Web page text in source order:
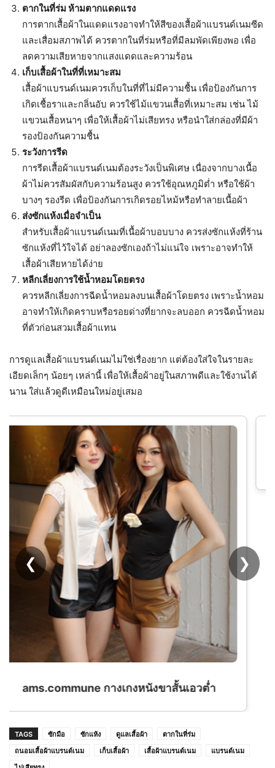
ตากในที่ร่ม ห้ามตากแดดแรง
การตากเสื้อผ้าในแดดแรงอาจทำให้สีของเสื้อผ้าแบรนด์เนมซีด
และเสื่อมสภาพได้ ควรตากในที่ร่มหรือที่มีลมพัดเพียงพอ เพื่อ
ลดความเสียหายจากแสงแดดและความร้อน
เก็บเสื้อผ้าในที่ที่เหมาะสม
เสื้อผ้าแบรนด์เนมควรเก็บในที่ที่ไม่มีความชื้น เพื่อป้องกันการ
เกิดเชื้อราและกลิ่นอับ ควรใช้ไม้แขวนเสื้อที่เหมาะสม เช่น ไม้
แขวนเสื้อหนาๆ เพื่อให้เสื้อผ้าไม่เสียทรง หรือนำใส่กล่องที่มีผ้า
รองป้องกันความชื้น
ระวังการรีด
การรีดเสื้อผ้าแบรนด์เนมต้องระวังเป็นพิเศษ เนื่องจากบางเนื้อ
ผ้าไม่ควรสัมผัสกับความร้อนสูง ควรใช้อุณหภูมิต่ำ หรือใช้ผ้า
บางๆ รองรีด เพื่อป้องกันการเกิดรอยไหม้หรือทำลายเนื้อผ้า
ส่งซักแห้งเมื่อจำเป็น
สำหรับเสื้อผ้าแบรนด์เนมที่เนื้อผ้าบอบบาง ควรส่งซักแห้งที่ร้าน
ซักแห้งที่ไว้ใจได้ อย่าลองซักเองถ้าไม่แน่ใจ เพราะอาจทำให้
เสื้อผ้าเสียหายได้ง่าย
หลีกเลี่ยงการใช้น้ำหอมโดยตรง
ควรหลีกเลี่ยงการฉีดน้ำหอมลงบนเสื้อผ้าโดยตรง เพราะน้ำหอม
อาจทำให้เกิดคราบหรือรอยด่างที่ยากจะลบออก ควรฉีดน้ำหอม
ที่ตัวก่อนสวมเสื้อผ้าแทน
การดูแลเสื้อผ้าแบรนด์เนมไม่ใช่เรื่องยาก แต่ต้องใส่ใจในรายละ
เอียดเล็กๆ น้อยๆ เหล่านี้ เพื่อให้เสื้อผ้าอยู่ในสภาพดีและใช้งานได้
นาน ใส่แล้วดูดีเหมือนใหม่อยู่เสมอ
Spider-Man วินเทจ สหรัฐอเมริกา สไปเดอร์แ
ผู้ชาย กีฬา สันทนาการ หลวม เสื้อยืด COD
❮ ❯
TAGS ซักมือ ซักแห้ง ดูแลเสื้อผ้า
ตากในที่ร่ม
ถนอมเสื้อผ้าแบรนด์เนม
เก็บเสื้อผ้า เสื้อผ้าแบรนด์เนม
แบรนด์เนม